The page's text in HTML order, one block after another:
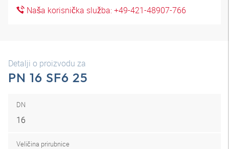
Naša korisnička služba: +49-421-48907-766
Detalji o proizvodu za
PN 16 SF6 25
DN
16
Veličina prirubnice